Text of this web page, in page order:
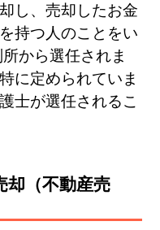
し、売却したお金
持つ人のことをい
から選任されま
に定められていま
士が選任されるこ
却（不動産売